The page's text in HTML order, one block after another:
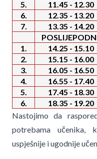
5.
11.45 - 12.30
6.
12.35 - 13.20
7.
13.35 - 14.20
1.
14.25 - 15.10
2.
15.15 - 16.00
3.
16.05 - 16.50
4.
16.55 - 17.40
5.
17.45 - 18.30
6.
18.35 - 19.20
Nastojimo da
potrebama učenika,
uspješnije i ugodnije